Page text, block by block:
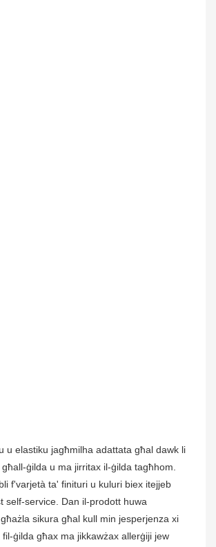
u elastiku jagħmilha adattata għal dawk li
ġilda u ma jirritax il-ġilda tagħhom.
f'varjetà ta' finituri u kuluri biex itejjeb
self-service. Dan il-prodott huwa
sikura għal kull min jesperjenza xi
ġilda għax ma jikkawżax allerġiji jew